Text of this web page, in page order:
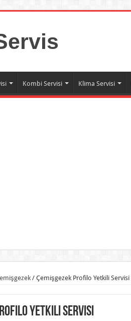
Kombi Servisi Klima Servisi
/ Çemişgezek Profilo Yetkili Servisi
Yetkili Servisi